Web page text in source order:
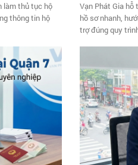
làm thủ tục hộ
thông tin hộ
Vạn Phát Gia hỗ
hồ sơ nhanh,
trợ đúng quy